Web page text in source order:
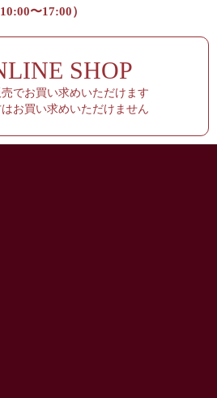
10:00〜17:00）
SHOP
でお買い求めいただけます
お買い求めいただけません